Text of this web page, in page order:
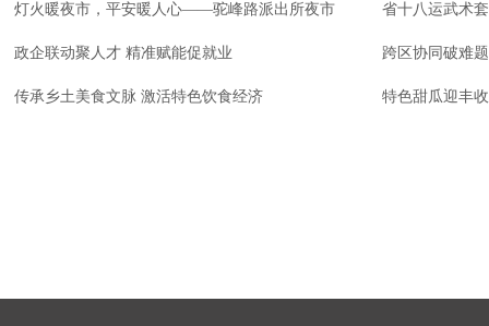
灯火暖夜市，平安暖人心——驼峰路派出所夜市 省十八运武术
政企联动聚人才 精准赋能促就业 跨区协同破难
传承乡土美食文脉 激活特色饮食经济 特色甜瓜迎丰